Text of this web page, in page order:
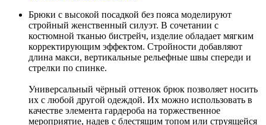
Брюки с высокой посадкой без пояса моделируют
стройный женственный силуэт. В сочетании с
костюмной тканью бистрейч, изделие обладает мягким
корректирующим эффектом. Стройности добавляют
длина макси, вертикальные рельефные швы спереди и
стрелки по спинке.
Универсальный чёрный оттенок брюк позволяет носить
их с любой другой одеждой. Их можно использовать в
качестве элемента гардероба на торжественное
мероприятие, надев с блестящим топом или струящейся